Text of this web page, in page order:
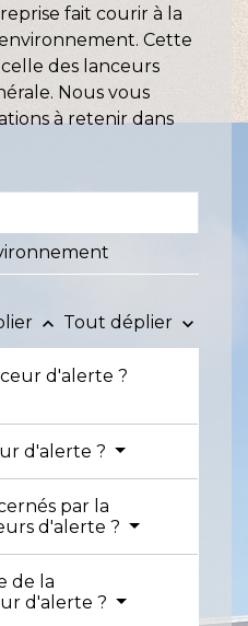
fait courir à la
Cette
des lanceurs
Nous vous
à retenir dans
keyboard_arrow_up Tout déplier keyboard_arrow_down
d'alerte ?
d'alerte ?
par la
d'alerte ?
de la
d'alerte ?